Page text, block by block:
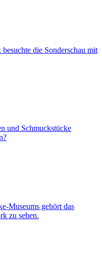
die Sonderschau mit
und Schmuckstücke
Museums gehört das
zu sehen.